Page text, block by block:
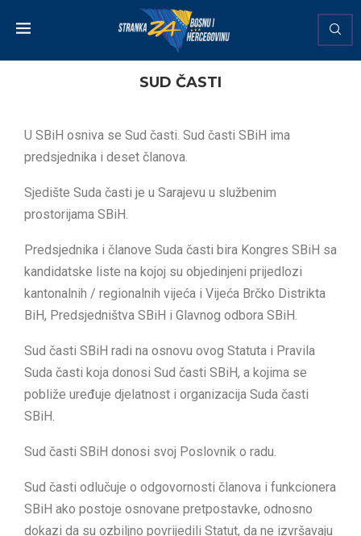
SUD ČASTI
U SBiH osniva se Sud časti. Sud časti SBiH ima
predsjednika i deset članova.
Sjedište Suda časti je u Sarajevu u službenim
prostorijama SBiH.
Predsjednika i članove Suda časti bira Kongres SBiH sa
kandidatske liste na kojoj su objedinjeni prijedlozi
kantonalnih / regionalnih vijeća i Vijeća Brčko Distrikta
BiH, Predsjedništva SBiH i Glavnog odbora SBiH.
Sud časti SBiH radi na osnovu ovog Statuta i Pravila
Suda časti koja donosi Sud časti SBiH, a kojima se
pobliže uređuje djelatnost i organizacija Suda časti
SBiH.
Sud časti SBiH donosi svoj Poslovnik o radu.
Sud časti odlučuje o odgovornosti članova i funkcionera
SBiH ako postoje osnovane pretpostavke, odnosno
dokazi da su ozbiljno povrijedili Statut, da ne izvršavaju